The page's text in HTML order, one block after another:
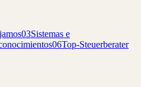
03Sistemas e
06Top-Steuerberater